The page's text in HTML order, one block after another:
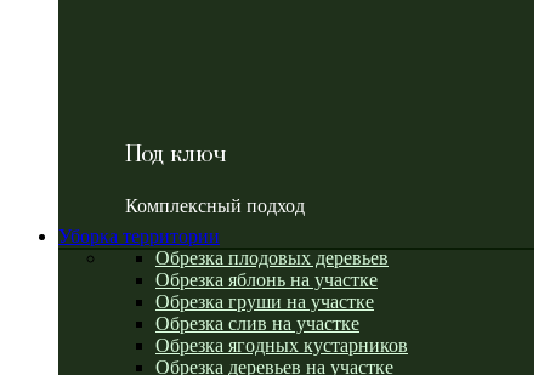
Под ключ
Комплексный подход
Уборка территории
Обрезка плодовых деревьев
Обрезка яблонь на участке
Обрезка груши на участке
Обрезка слив на участке
Обрезка ягодных кустарников
Обрезка деревьев на участке